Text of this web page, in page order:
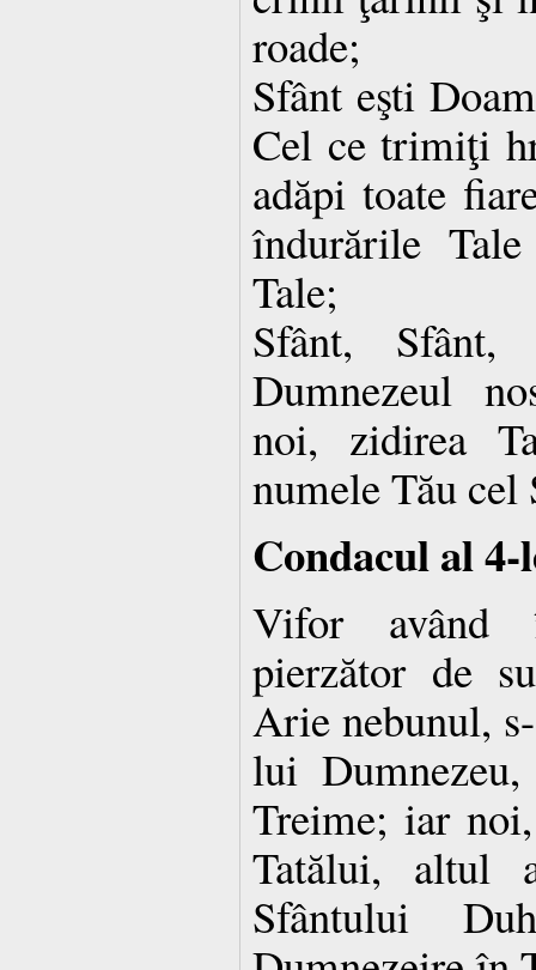
roade;
Sfânt eşti
Cel ce trimiţi
adăpi toate
îndurările
Tale;
Sfânt, Sfânt,
Dumnezeul
noi, zidirea
numele Tău cel
Condacul al 4-
Vifor având
pierzător de
Arie nebunul,
lui
Treime; iar
Tatălui,
Sfântului